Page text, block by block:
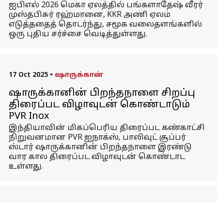
ஐபிஎல் 2026 மெகா ஏலத்தில் பங்களாதேஷ் வீரர்
முஸ்தபிசுர் ரஹ்மானை, KKR அணி ஏலம்
எடுத்ததைத் தொடர்ந்து, சமூக வலைதளங்களில்
ஒரு புதிய சர்ச்சை வெடித்துள்ளது.
17 Oct 2025 • ஷாருக்கான்
ஷாருக்கானின் பிறந்தநாளை சிறப்பு
திரைப்பட விழாவுடன் கொண்டாடும்
PVR Inox
இந்தியாவின் மிகப்பெரிய திரைப்பட கண்காட்சி
நிறுவனமான PVR ஐநாக்ஸ், பாலிவுட் சூப்பர்
ஸ்டார் ஷாருக்கானின் பிறந்தநாளை இரண்டு
வார கால திரைப்பட விழாவுடன் கொண்டாட
உள்ளது.